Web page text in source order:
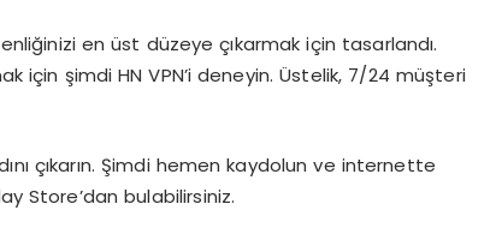
en üst düzeye çıkarmak için tasarlandı.
şimdi HN VPN’i deneyin. Üstelik, 7/24 müşteri
çıkarın. Şimdi hemen kaydolun ve internette
Store’dan bulabilirsiniz.